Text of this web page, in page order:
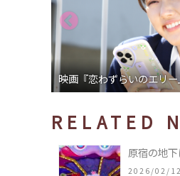
映画『恋わずらいのエリ
RELATED
原宿の地
2026/02/